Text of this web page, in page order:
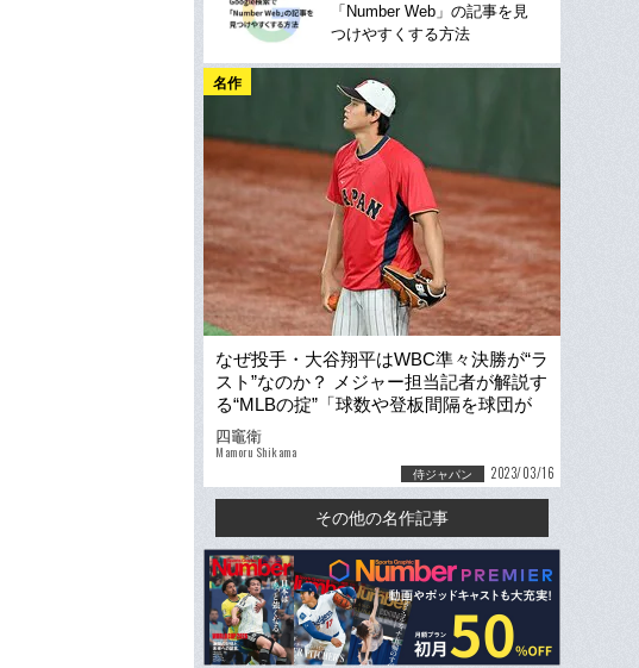
「Number Web」の記事を見
つけやすくする方法
名作
なぜ投手・大谷翔平はWBC準々決勝が“ラ
スト”なのか？ メジャー担当記者が解説す
る“MLBの掟”「球数や登板間隔を球団が
細かく管理」
四竈衛
Mamoru Shikama
侍ジャパン 2023/03/16
その他の名作記事